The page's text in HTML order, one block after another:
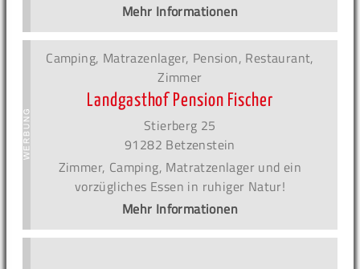
Mehr Informationen
Camping, Matrazenlager, Pension, Restaurant,
Zimmer
Landgasthof Pension Fischer
Stierberg 25
91282 Betzenstein
Zimmer, Camping, Matratzenlager und ein
vorzügliches Essen in ruhiger Natur!
Mehr Informationen